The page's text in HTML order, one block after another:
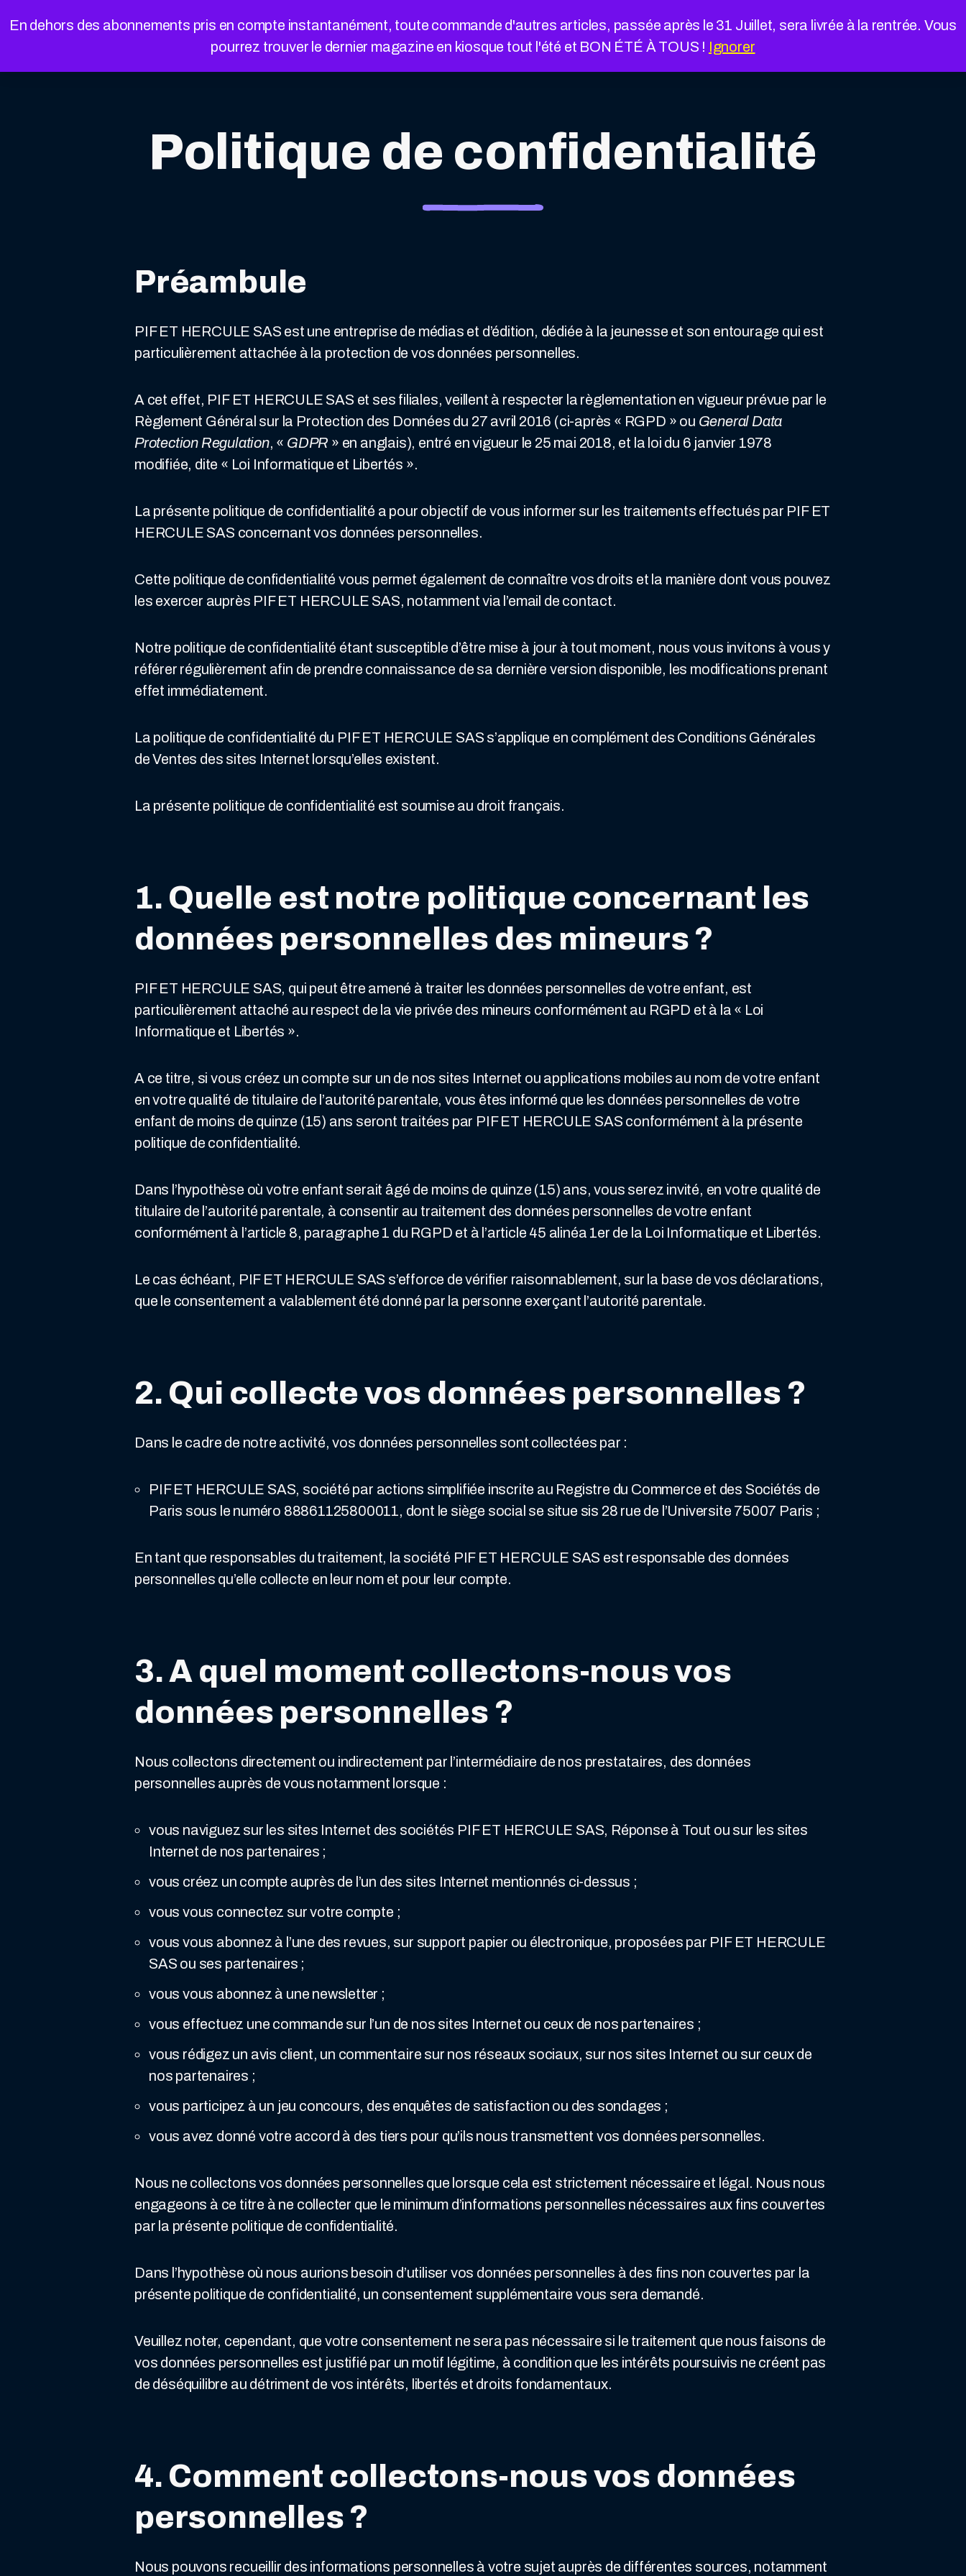
En dehors des abonnements pris en compte instantanément, toute commande d'autres articles, passée après le 31 Juillet, sera livrée à la rentrée. Vous
pourrez trouver le dernier magazine en kiosque tout l'été et BON ÉTÉ À TOUS ! Ignorer
Politique de confidentialité
Préambule
PIF ET HERCULE SAS est une entreprise de médias et d’édition, dédiée à la jeunesse et son entourage qui est
particulièrement attachée à la protection de vos données personnelles.
A cet effet, PIF ET HERCULE SAS et ses filiales, veillent à respecter la règlementation en vigueur prévue par le
Règlement Général sur la Protection des Données du 27 avril 2016 (ci-après « RGPD » ou General Data
Protection Regulation, « GDPR » en anglais), entré en vigueur le 25 mai 2018, et la loi du 6 janvier 1978
modifiée, dite « Loi Informatique et Libertés ».
La présente politique de confidentialité a pour objectif de vous informer sur les traitements effectués par PIF ET
HERCULE SAS concernant vos données personnelles.
Cette politique de confidentialité vous permet également de connaître vos droits et la manière dont vous pouvez
les exercer auprès PIF ET HERCULE SAS, notamment via l’email de contact.
Notre politique de confidentialité étant susceptible d’être mise à jour à tout moment, nous vous invitons à vous y
référer régulièrement afin de prendre connaissance de sa dernière version disponible, les modifications prenant
effet immédiatement.
La politique de confidentialité du PIF ET HERCULE SAS s’applique en complément des Conditions Générales
de Ventes des sites Internet lorsqu’elles existent.
La présente politique de confidentialité est soumise au droit français.
1. Quelle est notre politique concernant les
données personnelles des mineurs ?
PIF ET HERCULE SAS, qui peut être amené à traiter les données personnelles de votre enfant, est
particulièrement attaché au respect de la vie privée des mineurs conformément au RGPD et à la « Loi
Informatique et Libertés ».
A ce titre, si vous créez un compte sur un de nos sites Internet ou applications mobiles au nom de votre enfant
en votre qualité de titulaire de l’autorité parentale, vous êtes informé que les données personnelles de votre
enfant de moins de quinze (15) ans seront traitées par PIF ET HERCULE SAS conformément à la présente
politique de confidentialité.
Dans l’hypothèse où votre enfant serait âgé de moins de quinze (15) ans, vous serez invité, en votre qualité de
titulaire de l’autorité parentale, à consentir au traitement des données personnelles de votre enfant
conformément à l’article 8, paragraphe 1 du RGPD et à l’article 45 alinéa 1er de la Loi Informatique et Libertés.
Le cas échéant, PIF ET HERCULE SAS s’efforce de vérifier raisonnablement, sur la base de vos déclarations,
que le consentement a valablement été donné par la personne exerçant l’autorité parentale.
2. Qui collecte vos données personnelles ?
Dans le cadre de notre activité, vos données personnelles sont collectées par :
PIF ET HERCULE SAS, société par actions simplifiée inscrite au Registre du Commerce et des Sociétés de
Paris sous le numéro 88861125800011, dont le siège social se situe sis 28 rue de l’Universite 75007 Paris ;
En tant que responsables du traitement, la société PIF ET HERCULE SAS est responsable des données
personnelles qu’elle collecte en leur nom et pour leur compte.
3. A quel moment collectons-nous vos
données personnelles ?
Nous collectons directement ou indirectement par l’intermédiaire de nos prestataires, des données
personnelles auprès de vous notamment lorsque :
vous naviguez sur les sites Internet des sociétés PIF ET HERCULE SAS, Réponse à Tout ou sur les sites
Internet de nos partenaires ;
vous créez un compte auprès de l’un des sites Internet mentionnés ci-dessus ;
vous vous connectez sur votre compte ;
vous vous abonnez à l’une des revues, sur support papier ou électronique, proposées par PIF ET HERCULE
SAS ou ses partenaires ;
vous vous abonnez à une newsletter ;
vous effectuez une commande sur l’un de nos sites Internet ou ceux de nos partenaires ;
vous rédigez un avis client, un commentaire sur nos réseaux sociaux, sur nos sites Internet ou sur ceux de
nos partenaires ;
vous participez à un jeu concours, des enquêtes de satisfaction ou des sondages ;
vous avez donné votre accord à des tiers pour qu’ils nous transmettent vos données personnelles.
Nous ne collectons vos données personnelles que lorsque cela est strictement nécessaire et légal. Nous nous
engageons à ce titre à ne collecter que le minimum d’informations personnelles nécessaires aux fins couvertes
par la présente politique de confidentialité.
Dans l’hypothèse où nous aurions besoin d’utiliser vos données personnelles à des fins non couvertes par la
présente politique de confidentialité, un consentement supplémentaire vous sera demandé.
Veuillez noter, cependant, que votre consentement ne sera pas nécessaire si le traitement que nous faisons de
vos données personnelles est justifié par un motif légitime, à condition que les intérêts poursuivis ne créent pas
de déséquilibre au détriment de vos intérêts, libertés et droits fondamentaux.
4. Comment collectons-nous vos données
personnelles ?
Nous pouvons recueillir des informations personnelles à votre sujet auprès de différentes sources, notamment